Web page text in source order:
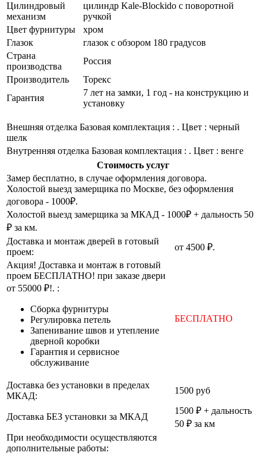
Цилиндровый
механизм
цилиндр Kale-Blockido с поворотной
ручкой
Цвет фурнитуры
хром
Глазок
глазок с обзором 180 градусов
Страна
производства
Россия
Производитель
Торекс
Гарантия
7 лет на замки, 1 год - на конструкцию и
установку
Внешняя отделка Базовая комплектация : . Цвет : черный
шелк
Внутренняя отделка Базовая комплектация : . Цвет : венге
Стоимость услуг
Замер бесплатно, в случае оформления договора.
Холостой выезд замерщика по Москве, без оформления
договора - 1000₽.
Холостой выезд замерщика за МКАД - 1000₽ + дальность 50
₽ за км.
Доставка и монтаж дверей в готовый
проем:
от 4500 ₽.
Акция! Доставка и монтаж в готовый
проем БЕСПЛАТНО! при заказе двери
от 55000 ₽!. :
Cборка фурнитуры
Регулировка петель
Запенивание швов и утепление
дверной коробки
Гарантия и сервисное
обслуживание
БЕСПЛАТНО
Доставка без установки в пределах
МКАД:
1500 руб
Доставка БЕЗ установки за МКАД
1500 ₽ + дальность
50 ₽ за км
При необходимости осуществляются
дополнительные работы: